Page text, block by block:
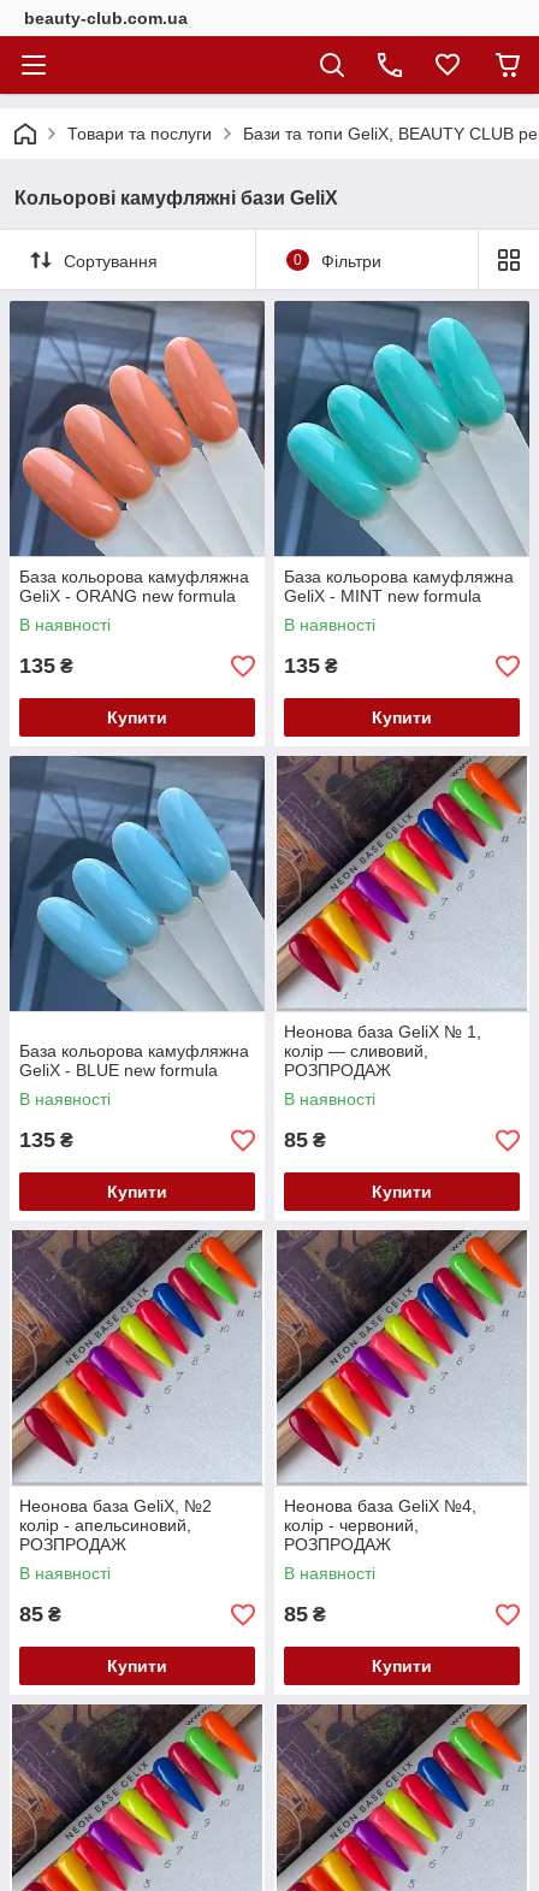
beauty-club.com.ua
Товари та послуги Бази та топи GeliX, BEAUTY CLUB
Кольорові камуфляжні бази GeliX
Сортування 0 Фільтри
База кольорова камуфляжна
GeliX - ORANG new formula
В наявності
135 ₴
Купити
База кольорова камуфляжна
GeliX - MINT new formula
В наявності
135 ₴
Купити
База кольорова камуфляжна
GeliX - BLUE new formula
В наявності
135 ₴
Купити
Неонова база GeliX № 1,
колір — сливовий,
РОЗПРОДАЖ
В наявності
85 ₴
Купити
Неонова база GeliX, №2
колір - апельсиновий,
РОЗПРОДАЖ
В наявності
85 ₴
Купити
Неонова база GeliX №4,
колір - червоний,
РОЗПРОДАЖ
В наявності
85 ₴
Купити